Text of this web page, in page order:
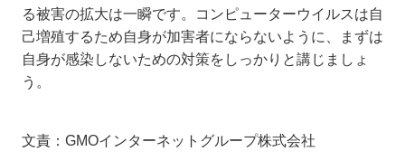
る被害の拡大は一瞬です。コンピューターウイルスは自
己増殖するため自身が加害者にならないように、まずは
自身が感染しないための対策をしっかりと講じましょ
う。
文責：GMOインターネットグループ株式会社